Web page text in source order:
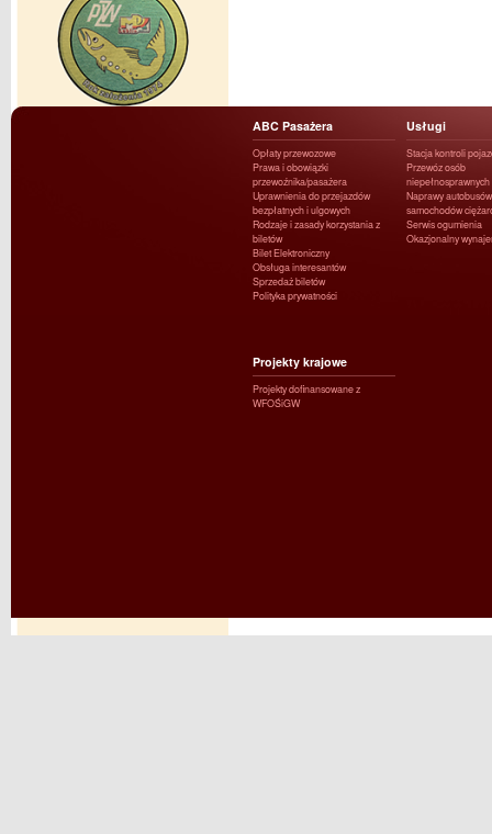
ABC Pasażera
Opłaty przewozowe
Prawa i obowiązki
przewoźnika/pasażera
Uprawnienia do przejazdów
bezpłatnych i ulgowych
Rodzaje i zasady korzystania z
biletów
Bilet Elektroniczny
Obsługa interesantów
Sprzedaż biletów
Polityka prywatności
Usługi
Stacja kontroli
Przewóz osób
niepełnosprawnych
Naprawy
samochodów
Serwis ogumienia
Okazjonalny
Projekty krajowe
Projekty dofinansowane z
WFOŚiGW